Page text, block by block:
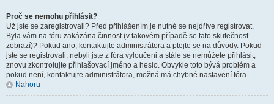
Proč se nemohu přihlásit?
Už jste se zaregistrovali? Před přihlášením je nutné se nejdříve registrovat.
Byla vám na fóru zakázána činnost (v takovém případě se tato skutečnost
zobrazí)? Pokud ano, kontaktujte administrátora a ptejte se na důvody. Pokud
jste se registrovali, nebyli jste z fóra vyloučeni a stále se nemůžete přihlásit,
znovu zkontrolujte přihlašovací jméno a heslo. Obvykle toto bývá problém a
pokud není, kontaktujte administrátora, možná má chybné nastavení fóra.
Nahoru